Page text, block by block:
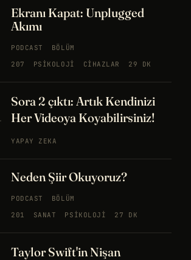
Ekranı Kapat: Unplugged
Akımı
PODCAST
BÖLÜM
207
PSIKOLOJI CIHAZLAR 29 DK
Sora 2 çıktı: Artık Kendinizi
Her Videoya Koyabilirsiniz!
YAPAY ZEKA
Neden Şiir Okuyoruz?
PODCAST
BÖLÜM
201
SANAT PSIKOLOJI 27 DK
Taylor Swift'in Nişan